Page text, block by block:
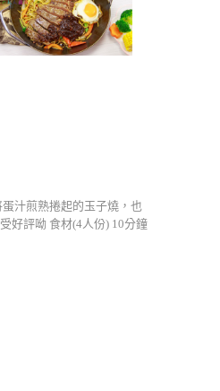
汁煎熟捲起的玉子燒，也
好評呦 食材(4人份) 10分鐘